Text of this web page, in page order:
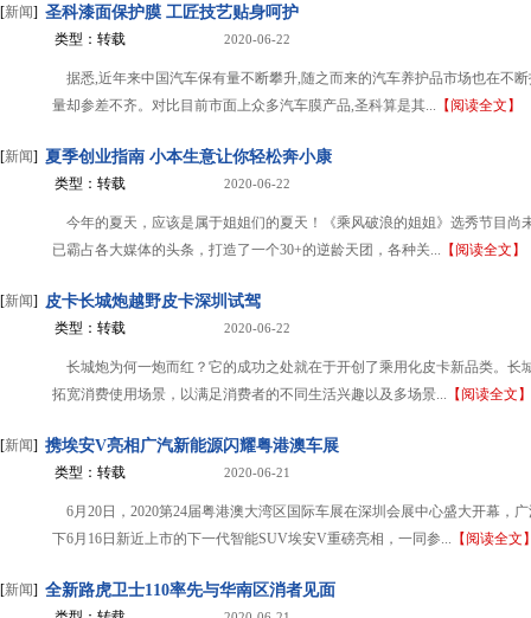
[新闻] 圣科漆面保护膜 工匠技艺贴身呵护
类型：转载 2020-06-22
据悉,近年来中国汽车保有量不断攀升,随之而来的汽车养护品市场也在不
量却参差不齐。对比目前市面上众多汽车膜产品,圣科算是其... 【阅读全文】
[新闻] 夏季创业指南 小本生意让你轻松奔小康
类型：转载 2020-06-22
今年的夏天，应该是属于姐姐们的夏天！《乘风破浪的姐姐》选秀节目尚
已霸占各大媒体的头条，打造了一个30+的逆龄天团，各种关... 【阅读全文】
[新闻] 皮卡长城炮越野皮卡深圳试驾
类型：转载 2020-06-22
长城炮为何一炮而红？它的成功之处就在于开创了乘用化皮卡新品类。长
拓宽消费使用场景，以满足消费者的不同生活兴趣以及多场景... 【阅读全文】
[新闻] 携埃安V亮相广汽新能源闪耀粤港澳车展
类型：转载 2020-06-21
6月20日，2020第24届粤港澳大湾区国际车展在深圳会展中心盛大开幕，
下6月16日新近上市的下一代智能SUV埃安V重磅亮相，一同参... 【阅读全文
[新闻] 全新路虎卫士110率先与华南区消者见面